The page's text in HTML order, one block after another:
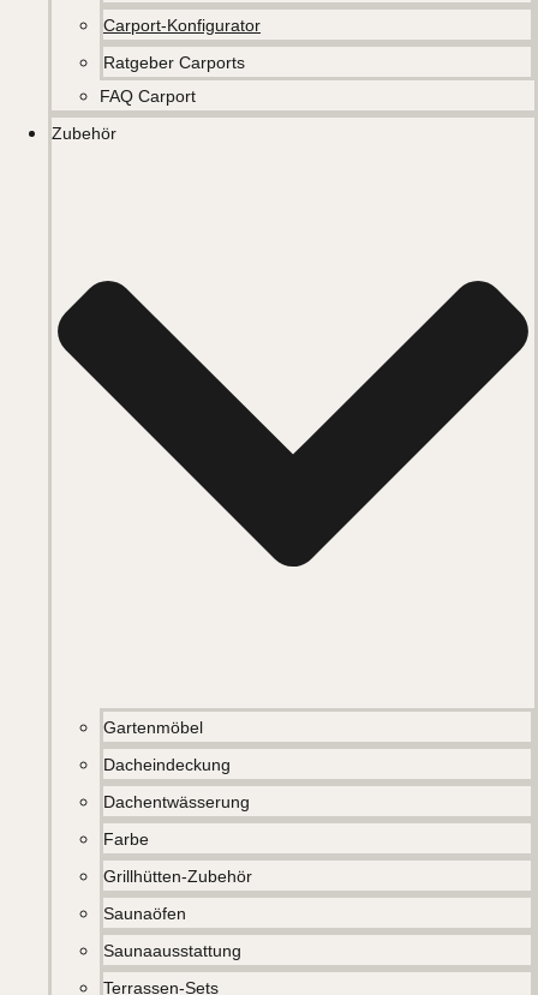
Carport-Konfigurator
Ratgeber Carports
FAQ Carport
Zubehör
Gartenmöbel
Dacheindeckung
Dachentwässerung
Farbe
Grillhütten-Zubehör
Saunaöfen
Saunaausstattung
Terrassen-Sets